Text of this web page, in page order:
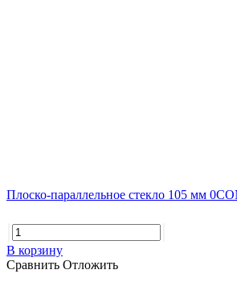
Плоско-параллельное стекло 105 мм
В корзину
Сравнить Отложить